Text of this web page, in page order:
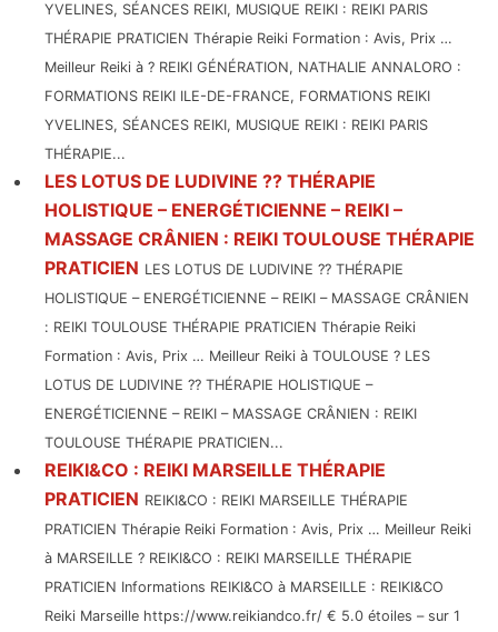
YVELINES, SÉANCES REIKI, MUSIQUE REIKI : REIKI PARIS
THÉRAPIE PRATICIEN Thérapie Reiki Formation : Avis, Prix …
Meilleur Reiki à ? REIKI GÉNÉRATION, NATHALIE ANNALORO :
FORMATIONS REIKI ILE-DE-FRANCE, FORMATIONS REIKI
YVELINES, SÉANCES REIKI, MUSIQUE REIKI : REIKI PARIS
THÉRAPIE...
LES LOTUS DE LUDIVINE ?? THÉRAPIE
HOLISTIQUE – ENERGÉTICIENNE – REIKI –
MASSAGE CRÂNIEN : REIKI TOULOUSE THÉRAPIE
PRATICIEN LES LOTUS DE LUDIVINE ?? THÉRAPIE
HOLISTIQUE – ENERGÉTICIENNE – REIKI – MASSAGE CRÂNIEN
: REIKI TOULOUSE THÉRAPIE PRATICIEN Thérapie Reiki
Formation : Avis, Prix … Meilleur Reiki à TOULOUSE ? LES
LOTUS DE LUDIVINE ?? THÉRAPIE HOLISTIQUE –
ENERGÉTICIENNE – REIKI – MASSAGE CRÂNIEN : REIKI
TOULOUSE THÉRAPIE PRATICIEN...
REIKI&CO : REIKI MARSEILLE THÉRAPIE
PRATICIEN REIKI&CO : REIKI MARSEILLE THÉRAPIE
PRATICIEN Thérapie Reiki Formation : Avis, Prix … Meilleur Reiki
à MARSEILLE ? REIKI&CO : REIKI MARSEILLE THÉRAPIE
PRATICIEN Informations REIKI&CO à MARSEILLE : REIKI&CO
Reiki Marseille https://www.reikiandco.fr/ € 5.0 étoiles – sur 1